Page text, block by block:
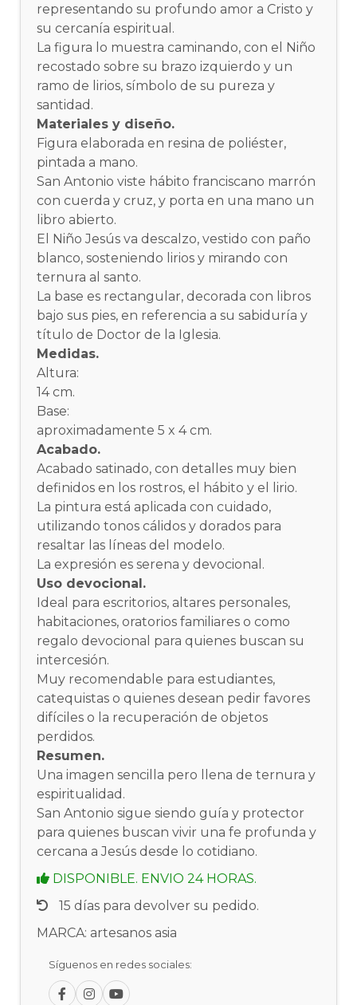
representando su profundo amor a Cristo y
su cercanía espiritual.
La figura lo muestra caminando, con el Niño
recostado sobre su brazo izquierdo y un
ramo de lirios, símbolo de su pureza y
santidad.
Materiales y diseño.
Figura elaborada en resina de poliéster,
pintada a mano.
San Antonio viste hábito franciscano marrón
con cuerda y cruz, y porta en una mano un
libro abierto.
El Niño Jesús va descalzo, vestido con paño
blanco, sosteniendo lirios y mirando con
ternura al santo.
La base es rectangular, decorada con libros
bajo sus pies, en referencia a su sabiduría y
título de Doctor de la Iglesia.
Medidas.
Altura:
14 cm.
Base:
aproximadamente 5 x 4 cm.
Acabado.
Acabado satinado, con detalles muy bien
definidos en los rostros, el hábito y el lirio.
La pintura está aplicada con cuidado,
utilizando tonos cálidos y dorados para
resaltar las líneas del modelo.
La expresión es serena y devocional.
Uso devocional.
Ideal para escritorios, altares personales,
habitaciones, oratorios familiares o como
regalo devocional para quienes buscan su
intercesión.
Muy recomendable para estudiantes,
catequistas o quienes desean pedir favores
difíciles o la recuperación de objetos
perdidos.
Resumen.
Una imagen sencilla pero llena de ternura y
espiritualidad.
San Antonio sigue siendo guía y protector
para quienes buscan vivir una fe profunda y
cercana a Jesús desde lo cotidiano.
DISPONIBLE. ENVIO 24 HORAS.
15 días para devolver su pedido.
MARCA: artesanos asia
Síguenos en redes sociales: